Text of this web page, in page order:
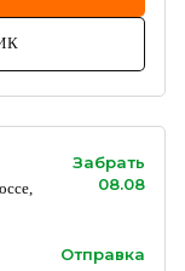
Забрать
08.08
Отправка